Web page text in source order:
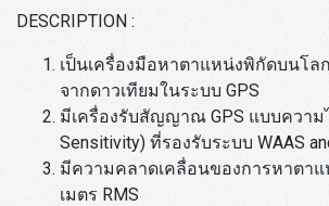
DESCRIPTION :
เป็นเครื่องมือหาตาแหน่งพิกัดบนโ
จากดาวเทียมในระบบ GPS
มีเครื่องรับสัญญาณ GPS แบบความ
Sensitivity) ที่รองรับระบบ WAAS
มีความคลาดเคลื่อนของการหาตา
เมตร RMS